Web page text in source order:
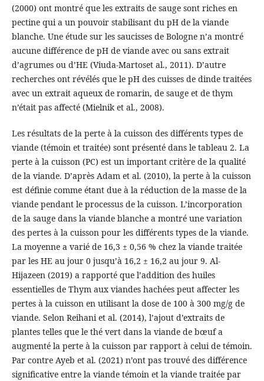
(2000) ont montré que les extraits de sauge sont riches en
pectine qui a un pouvoir stabilisant du pH de la viande
blanche. Une étude sur les saucisses de Bologne n’a montré
aucune différence de pH de viande avec ou sans extrait
d’agrumes ou d’HE (Viuda-Martoset al., 2011). D’autre
recherches ont révélés que le pH des cuisses de dinde traitées
avec un extrait aqueux de romarin, de sauge et de thym
n’était pas affecté (Mielnik et al., 2008).
Les résultats de la perte à la cuisson des différents types de
viande (témoin et traitée) sont présenté dans le tableau 2. La
perte à la cuisson (PC) est un important critère de la qualité
de la viande. D’après Adam et al. (2010), la perte à la cuisson
est définie comme étant due à la réduction de la masse de la
viande pendant le processus de la cuisson. L’incorporation
de la sauge dans la viande blanche a montré une variation
des pertes à la cuisson pour les différents types de la viande.
La moyenne a varié de 16,3 ± 0,56 % chez la viande traitée
par les HE au jour 0 jusqu’à 16,2 ± 16,2 au jour 9. Al-
Hijazeen (2019) a rapporté que l’addition des huiles
essentielles de Thym aux viandes hachées peut affecter les
pertes à la cuisson en utilisant la dose de 100 à 300 mg/g de
viande. Selon Reihani et al. (2014), l’ajout d’extraits de
plantes telles que le thé vert dans la viande de bœuf a
augmenté la perte à la cuisson par rapport à celui de témoin.
Par contre Ayeb et al. (2021) n’ont pas trouvé des différence
significative entre la viande témoin et la viande traitée par